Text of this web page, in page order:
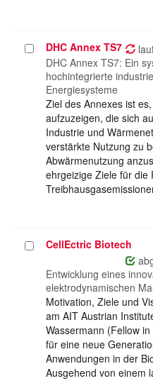
Projekt
auswählen
DHC Annex TS7
DHC Annex TS7: Ein
hochintegrierte
Energiesysteme
Ziel des Annexes ist
aufzuzeigen, die sich
Industrie und
verstärkte Nutzung zu
Abwärmenutzung
ehrgeizige Ziele für die
ProjektCellEctric Biotech
Entwicklung eines
elektrodynamischen
Motivation, Ziele und
am AIT Austrian
Wassermann (Fellow
für eine neue
Anwendungen in der
Ausgehend von einem